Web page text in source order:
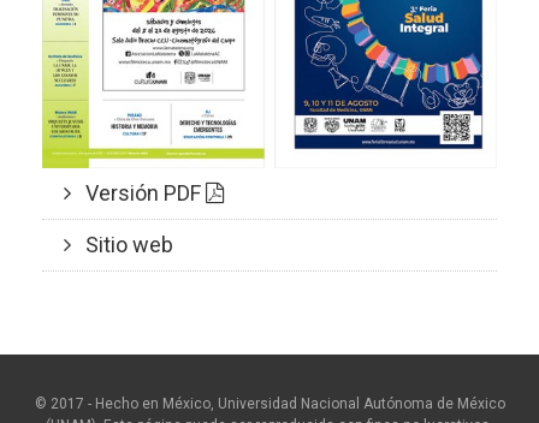
Versión PDF
Sitio web
© 2017 - Hecho en México, Universidad Nacional Autónoma de México